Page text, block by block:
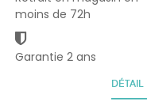
moins de 72h
Garantie 2 ans
DÉTAIL